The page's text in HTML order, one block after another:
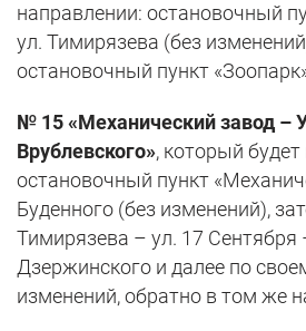
направлении: остановочный
ул. Тимирязева (без
остановочный пункт
№ 15 «Механический завод –
Врублевского», который
остановочный пункт
Буденного (без изменений),
Тимирязева – ул. 17 Сентября
Дзержинского и далее по
изменений, обратно в том же